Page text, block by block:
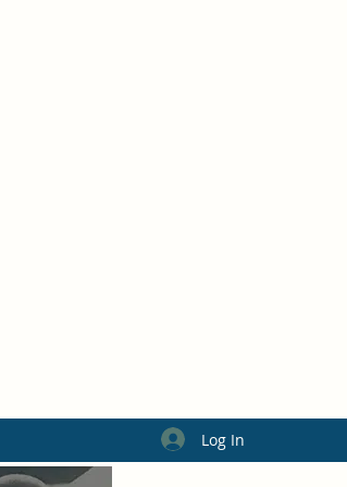
Log In